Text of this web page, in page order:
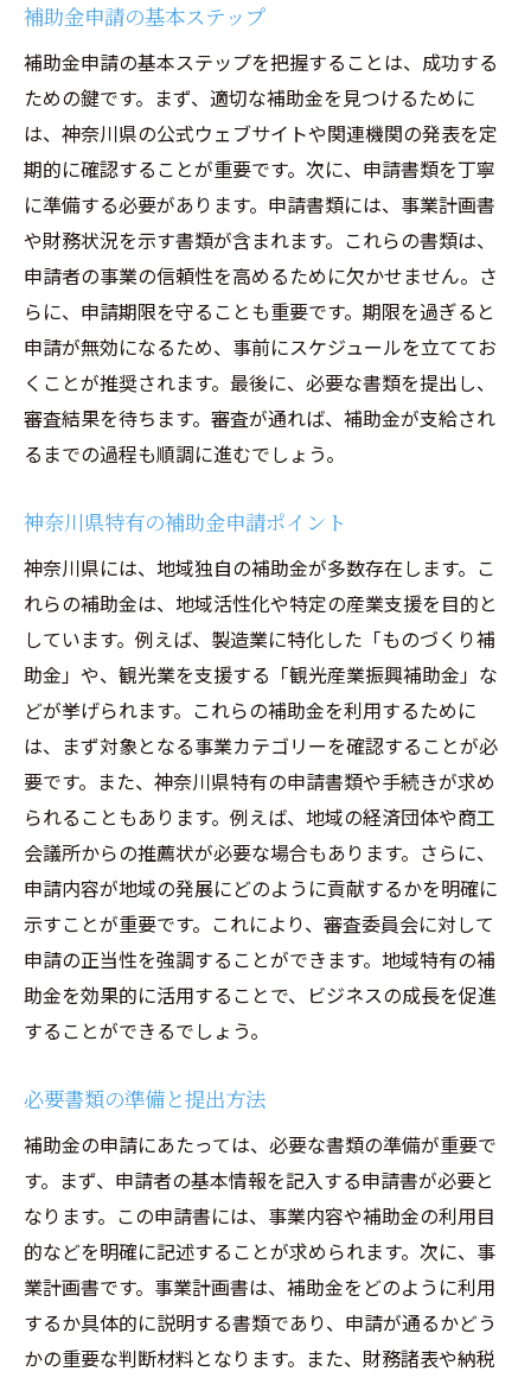
補助金申請の基本ステップ
補助金申請の基本ステップを把握することは、成功する
ための鍵です。まず、適切な補助金を見つけるために
は、神奈川県の公式ウェブサイトや関連機関の発表を定
期的に確認することが重要です。次に、申請書類を丁寧
に準備する必要があります。申請書類には、事業計画書
や財務状況を示す書類が含まれます。これらの書類は、
申請者の事業の信頼性を高めるために欠かせません。さ
らに、申請期限を守ることも重要です。期限を過ぎると
申請が無効になるため、事前にスケジュールを立ててお
くことが推奨されます。最後に、必要な書類を提出し、
審査結果を待ちます。審査が通れば、補助金が支給され
るまでの過程も順調に進むでしょう。
神奈川県特有の補助金申請ポイント
神奈川県には、地域独自の補助金が多数存在します。こ
れらの補助金は、地域活性化や特定の産業支援を目的と
しています。例えば、製造業に特化した「ものづくり補
助金」や、観光業を支援する「観光産業振興補助金」な
どが挙げられます。これらの補助金を利用するために
は、まず対象となる事業カテゴリーを確認することが必
要です。また、神奈川県特有の申請書類や手続きが求め
られることもあります。例えば、地域の経済団体や商工
会議所からの推薦状が必要な場合もあります。さらに、
申請内容が地域の発展にどのように貢献するかを明確に
示すことが重要です。これにより、審査委員会に対して
申請の正当性を強調することができます。地域特有の補
助金を効果的に活用することで、ビジネスの成長を促進
することができるでしょう。
必要書類の準備と提出方法
補助金の申請にあたっては、必要な書類の準備が重要で
す。まず、申請者の基本情報を記入する申請書が必要と
なります。この申請書には、事業内容や補助金の利用目
的などを明確に記述することが求められます。次に、事
業計画書です。事業計画書は、補助金をどのように利用
するか具体的に説明する書類であり、申請が通るかどう
かの重要な判断材料となります。また、財務諸表や納税